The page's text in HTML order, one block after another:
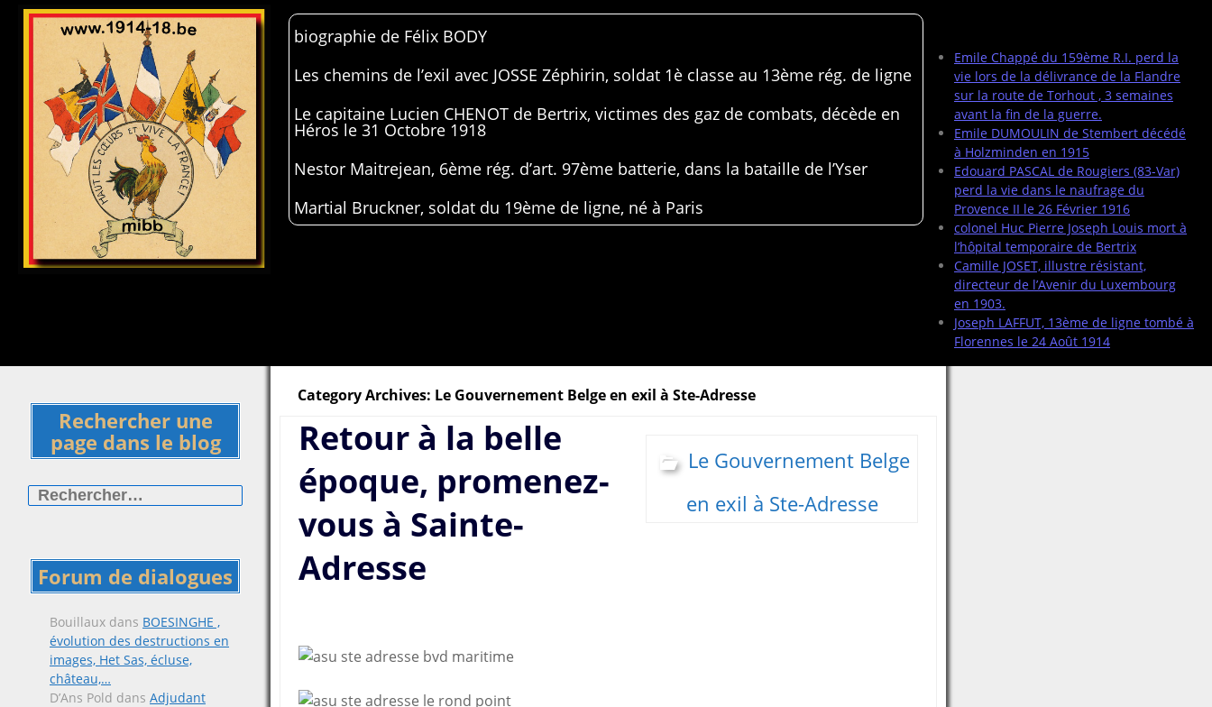
Emile Chappé du 159ème R.I. perd la
vie lors de la délivrance de la Flandre
sur la route de Torhout , 3 semaines
avant la fin de la guerre.
Emile DUMOULIN de Stembert décédé
à Holzminden en 1915
Edouard PASCAL de Rougiers (83-Var)
perd la vie dans le naufrage du
Provence II le 26 Février 1916
colonel Huc Pierre Joseph Louis mort à
l’hôpital temporaire de Bertrix
Camille JOSET, illustre résistant,
directeur de l’Avenir du Luxembourg
en 1903.
Joseph LAFFUT, 13ème de ligne tombé à
Florennes le 24 Août 1914
biographie de Félix BODY
Les chemins de l’exil avec JOSSE Zéphirin, soldat 1è classe au 13ème rég. de ligne
Le capitaine Lucien CHENOT de Bertrix, victimes des gaz de combats, décède en
Héros le 31 Octobre 1918
Nestor Maitrejean, 6ème rég. d’art. 97ème batterie, dans la bataille de l’Yser
Martial Bruckner, soldat du 19ème de ligne, né à Paris
Rechercher une
page dans le blog
Forum de dialogues
Bouillaux dans BOESINGHE ,
évolution des destructions en
images, Het Sas, écluse,
château,…
D’Ans Pold dans Adjudant
Category Archives: Le Gouvernement Belge en exil à Ste-Adresse
Le Gouvernement Belge
en exil à Ste-Adresse
Retour à la belle
époque, promenez-
vous à Sainte-
Adresse